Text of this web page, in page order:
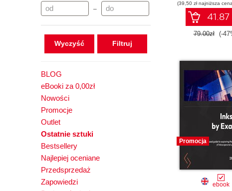
–
Wyczyść
BLOG
eBooki za 0,00zł
Nowości
Promocje
Outlet
Ostatnie sztuki
Bestsellery
Najlepiej oceniane
Przedsprzedaż
Zapowiedzi
(39,50 zł najniższa
41.87
79.00zł (-
Promocja
ebook